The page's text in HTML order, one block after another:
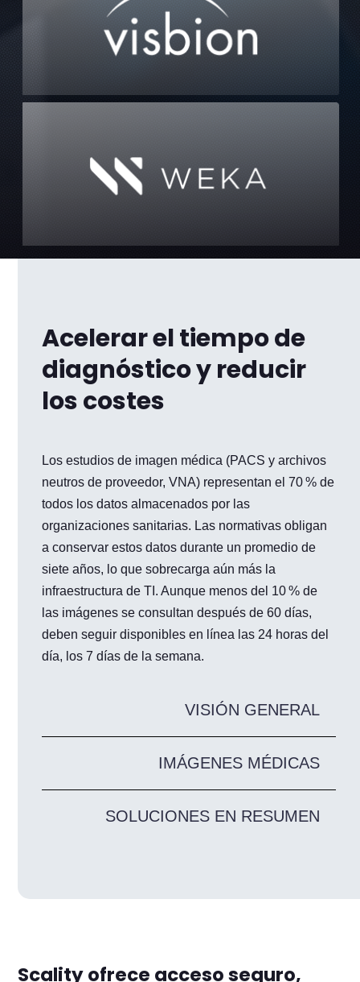
Acelerar el tiempo de
diagnóstico y reducir
los costes
Los estudios de imagen médica (PACS y archivos
neutros de proveedor, VNA) representan el 70 % de
todos los datos almacenados por las
organizaciones sanitarias. Las normativas obligan
a conservar estos datos durante un promedio de
siete años, lo que sobrecarga aún más la
infraestructura de TI. Aunque menos del 10 % de
las imágenes se consultan después de 60 días,
deben seguir disponibles en línea las 24 horas del
día, los 7 días de la semana.
VISIÓN GENERAL
IMÁGENES MÉDICAS
SOLUCIONES EN RESUMEN
Scality ofrece acceso seguro,